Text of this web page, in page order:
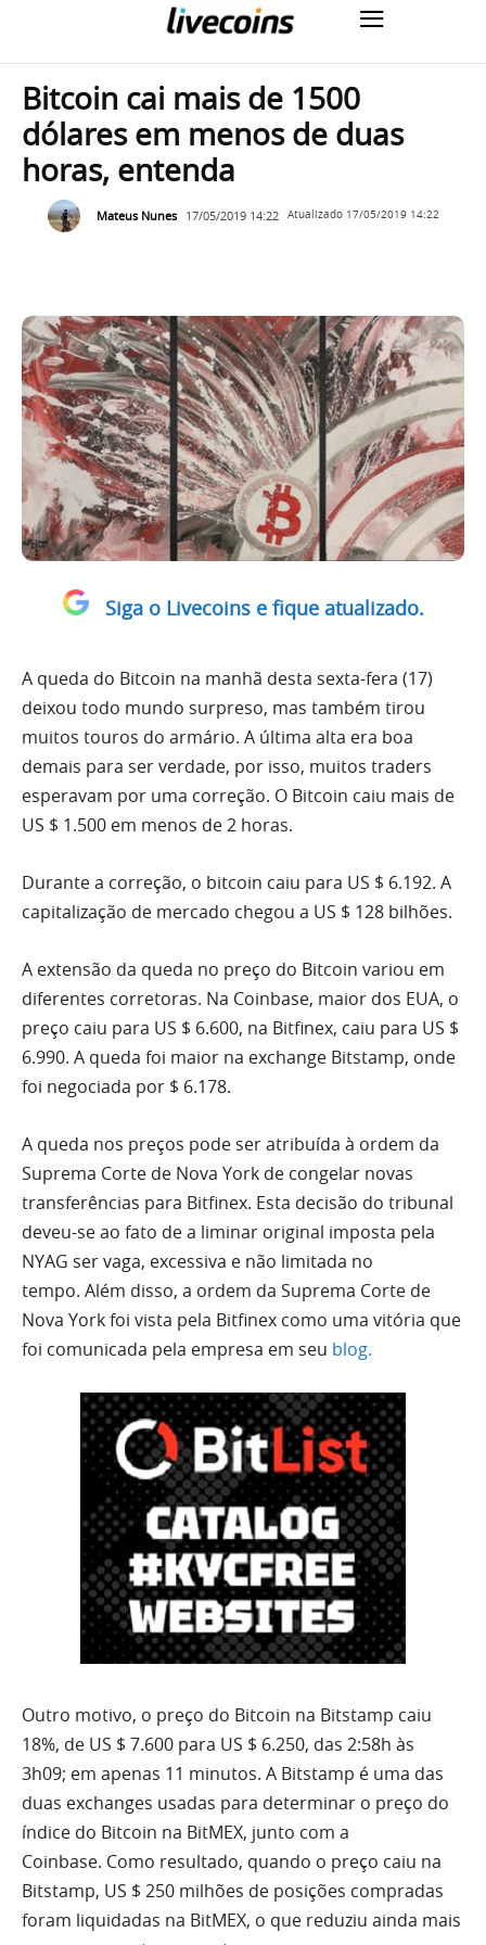
Bitcoin cai mais de 1500
dólares em menos de duas
horas, entenda
Mateus Nunes 17/05/2019 14:22 Atualizado 17/05/2019 14:22
Siga o Livecoins e fique atualizado.
A queda do Bitcoin na manhã desta sexta-fera (17)
deixou todo mundo surpreso, mas também tirou
muitos touros do armário. A última alta era boa
demais para ser verdade, por isso, muitos traders
esperavam por uma correção. O Bitcoin caiu mais de
US $ 1.500 em menos de 2 horas.
Durante a correção, o bitcoin caiu para US $ 6.192. A
capitalização de mercado chegou a US $ 128 bilhões.
A extensão da queda no preço do Bitcoin variou em
diferentes corretoras. Na Coinbase, maior dos EUA, o
preço caiu para US $ 6.600, na Bitfinex, caiu para US $
6.990. A queda foi maior na exchange Bitstamp, onde
foi negociada por $ 6.178.
A queda nos preços pode ser atribuída à ordem da
Suprema Corte de Nova York de congelar novas
transferências para Bitfinex. Esta decisão do tribunal
deveu-se ao fato de a liminar original imposta pela
NYAG ser vaga, excessiva e não limitada no
tempo. Além disso, a ordem da Suprema Corte de
Nova York foi vista pela Bitfinex como uma vitória que
foi comunicada pela empresa em seu blog.
Outro motivo, o preço do Bitcoin na Bitstamp caiu
18%, de US $ 7.600 para US $ 6.250, das 2:58h às
3h09; em apenas 11 minutos. A Bitstamp é uma das
duas exchanges usadas para determinar o preço do
índice do Bitcoin na BitMEX, junto com a
Coinbase. Como resultado, quando o preço caiu na
Bitstamp, US $ 250 milhões de posições compradas
foram liquidadas na BitMEX, o que reduziu ainda mais